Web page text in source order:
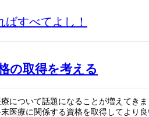
すべてよし！
の取得を考える
について話題になることが増えてき
医療に関係する資格を取得してより